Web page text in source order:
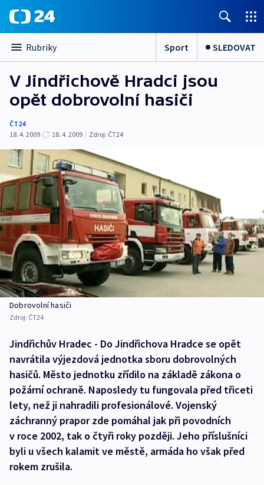
Rubriky Sport SLEDOVAT
V Jindřichově Hradci jsou
opět dobrovolní hasiči
ČT24
18. 4. 2009
18. 4. 2009 | Zdroj: ČT24
Dobrovolní hasiči
Zdroj: ČT24
Jindřichův Hradec - Do Jindřichova Hradce se opět
navrátila výjezdová jednotka sboru dobrovolných
hasičů. Město jednotku zřídilo na základě zákona o
požární ochraně. Naposledy tu fungovala před třiceti
lety, než ji nahradili profesionálové. Vojenský
záchranný prapor zde pomáhal jak při povodních
v roce 2002, tak o čtyři roky později. Jeho příslušníci
byli u všech kalamit ve městě, armáda ho však před
rokem zrušila.